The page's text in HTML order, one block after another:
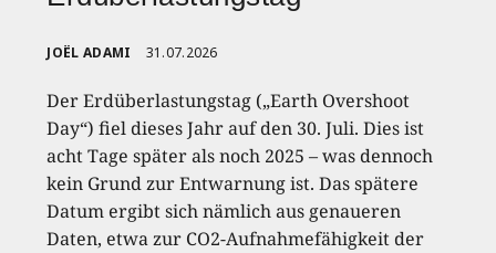
JOËL ADAMI 31.07.2026
Der Erdüberlastungstag („Earth Overshoot
Day“) fiel dieses Jahr auf den 30. Juli. Dies ist
acht Tage später als noch 2025 – was dennoch
kein Grund zur Entwarnung ist. Das spätere
Datum ergibt sich nämlich aus genaueren
Daten, etwa zur CO2-Aufnahmefähigkeit der